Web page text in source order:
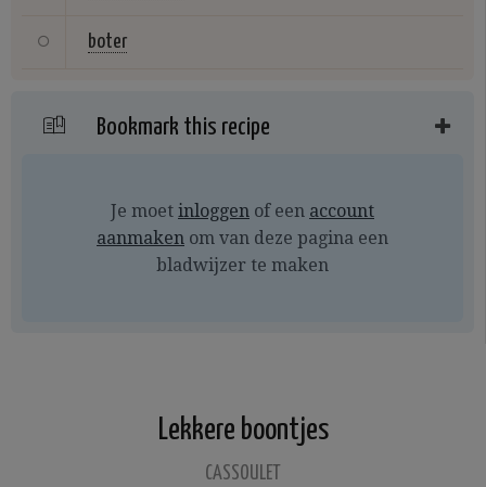
boter
Bookmark this recipe
Je moet inloggen of een account
aanmaken om van deze pagina een
bladwijzer te maken
Lekkere boontjes
CASSOULET